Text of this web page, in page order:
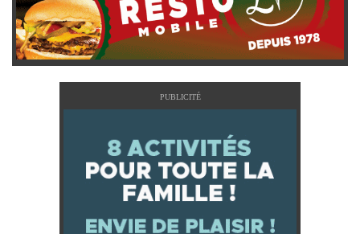
PUBLICITÉ